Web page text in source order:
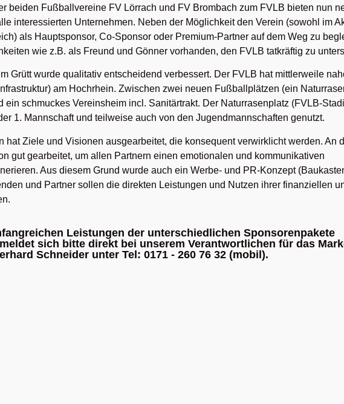
beiden Fußballvereine FV Lörrach und FV Brombach zum FVLB bieten nun
interessierten Unternehmen. Neben der Möglichkeit den Verein (sowohl im
als Hauptsponsor, Co-Sponsor oder Premium-Partner auf dem Weg zu
wie z.B. als Freund und Gönner vorhanden, den FVLB tatkräftig zu
Grütt wurde qualitativ entscheidend verbessert. Der FVLB hat mittlerweile
am Hochrhein. Zwischen zwei neuen Fußballplätzen (ein
ein schmuckes Vereinsheim incl. Sanitärtrakt. Der Naturrasenplatz (FVLB-
1. Mannschaft und teilweise auch von den Jugendmannschaften genutzt.
hat Ziele und Visionen ausgearbeitet, die konsequent verwirklicht werden. An
gut gearbeitet, um allen Partnern einen emotionalen und kommunikativen
Aus diesem Grund wurde auch ein Werbe- und PR-Konzept
und Partner sollen die direkten Leistungen und Nutzen ihrer finanziellen
Leistungen der unterschiedlichen Sponsorenpakete
sich bitte direkt bei unserem Verantwortlichen für das
Schneider unter Tel: 0171 - 260 76 32 (mobil).